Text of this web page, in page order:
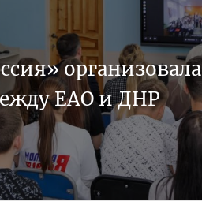
организовала
ЕАО и ДНР